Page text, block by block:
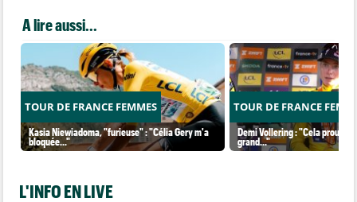
A lire aussi...
TOUR DE FRANCE FEMMES
Kasia Niewiadoma, "furieuse" : "Célia Gery m'a
bloquée..."
TOUR DE FRANCE
Demi Vollering : "Cela prouve
grand..."
L'INFO EN LIVE